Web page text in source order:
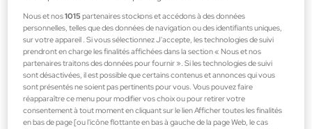
Nous et nos1015 partenaires stockons et accédons à des données
personnelles, telles que des données de navigation ou des identifiants uniques,
sur votre appareil . Si vous sélectionnez J'accepte, les technologies de suivi
prendront en charge les finalités affichées dans la section « Nous et nos
partenaires traitons des données pour fournir ». Si les technologies de suivi
sont désactivées, il est possible que certains contenus et annonces qui vous
sont présentés ne soient pas pertinents pour vous. Vous pouvez faire
réapparaître ce menu pour modifier vos choix ou pour retirer votre
consentement à tout moment en cliquant sur le lien Afficher toutes les finalités
en bas de page [ou l'icône flottante en bas à gauche de la page Web, le cas